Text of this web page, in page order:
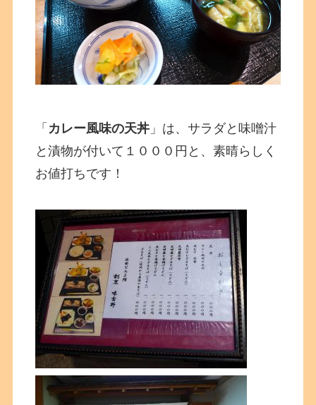
「 カレー風味の天丼 」は、サラダと味噌汁
と漬物が付いて１０００円と、素晴らしく
お値打ちです！